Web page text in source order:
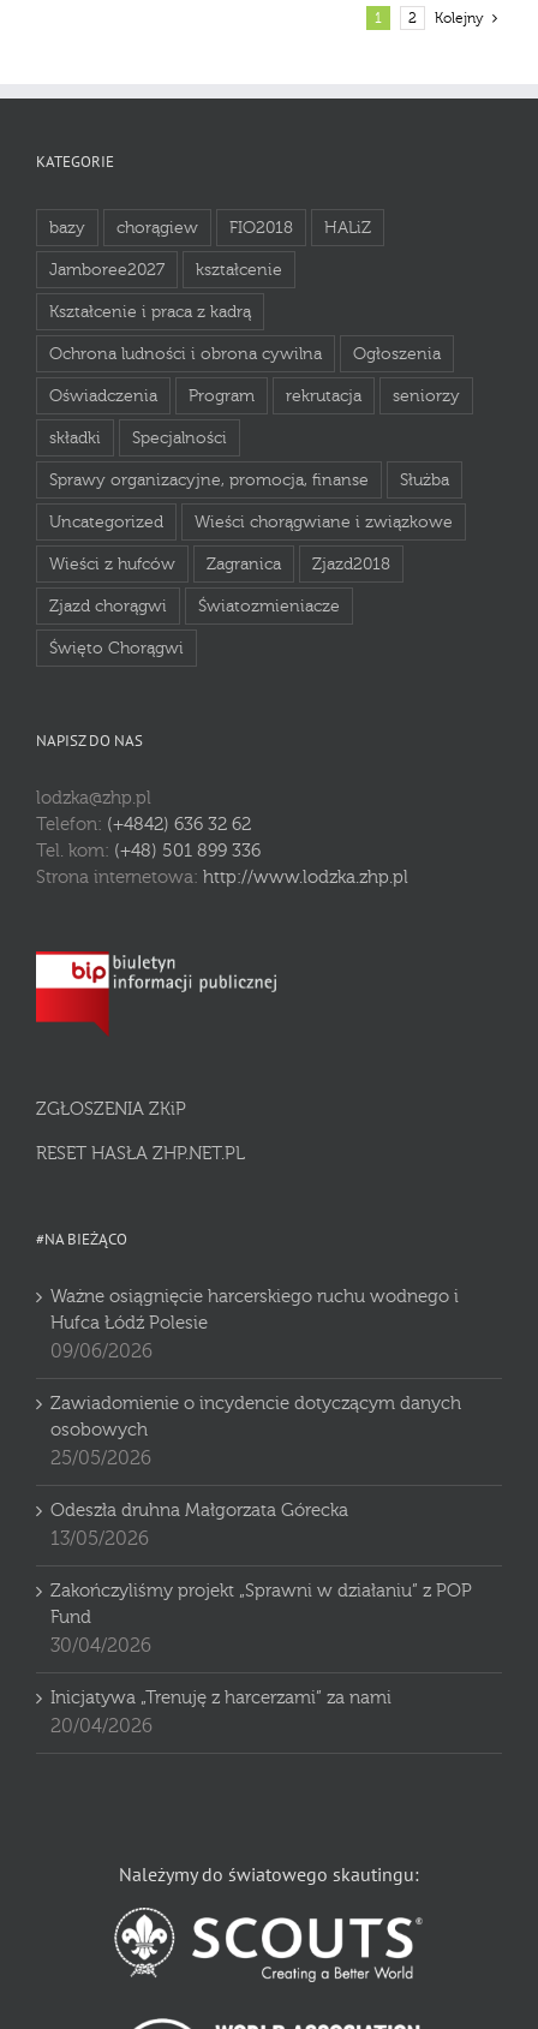
1 2 Kolejny
KATEGORIE
bazy chorągiew FIO2018 HALiZ
Jamboree2027 kształcenie
Kształcenie i praca z kadrą
Ochrona ludności i obrona cywilna Ogłoszenia
Oświadczenia Program rekrutacja seniorzy
składki Specjalności
Sprawy organizacyjne, promocja, finanse Służba
Uncategorized Wieści chorągwiane i związkowe
Wieści z hufców Zagranica Zjazd2018
Zjazd chorągwi Światozmieniacze
Święto Chorągwi
NAPISZ DO NAS
lodzka@zhp.pl
Telefon: (+4842) 636 32 62
Tel. kom: (+48) 501 899 336
Strona internetowa: http://www.lodzka.zhp.pl
ZGŁOSZENIA ZKiP
RESET HASŁA ZHP.NET.PL
#NA BIEŻĄCO
Ważne osiągnięcie harcerskiego ruchu wodnego i
Hufca Łódź Polesie
09/06/2026
Zawiadomienie o incydencie dotyczącym danych
osobowych
25/05/2026
Odeszła druhna Małgorzata Górecka
13/05/2026
Zakończyliśmy projekt „Sprawni w działaniu” z POP
Fund
30/04/2026
Inicjatywa „Trenuję z harcerzami” za nami
20/04/2026
Należymy do światowego skautingu: